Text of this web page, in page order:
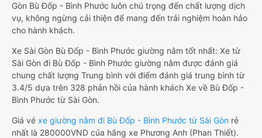
Gòn Bù Đốp - Bình Phước luôn chú trọng đến chất lượng dịch
vụ, không ngừng cải thiện để mang đến trải nghiệm hoàn hảo
cho hành khách.
Xe Sài Gòn Bù Đốp - Bình Phước giường nằm tốt nhất: Xe từ
Sài Gòn đi Bù Đốp - Bình Phước giường nằm được đánh giá
chung chất lượng Trung bình với điểm đánh giá trung bình từ
3.4/5 dựa trên 328 phản hồi của hành khách Xe về Bù Đốp -
Bình Phước từ Sài Gòn.
Giá vé xe giường nằm đi Bù Đốp - Bình Phước từ Sài Gòn rẻ
nhất là 280000VND của hãng xe Phương Anh (Phan Thiết).